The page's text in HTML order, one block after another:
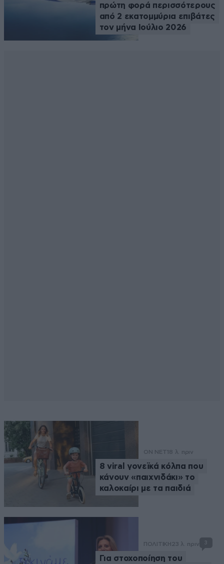
πρώτη φορά περισσότερους
από 2 εκατομμύρια επιβάτες
τον μήνα Ιούλιο 2026
ON NET 18 λ. πριν
8 viral γονεϊκά κόλπα που
κάνουν «παιχνιδάκι» το
καλοκαίρι με τα παιδιά
ΠΟΛΙΤΙΚΗ23 λ. πριν 3
Για στοχοποίηση του